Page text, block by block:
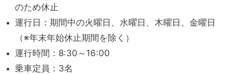
のため休止
運行日：期間中の火曜日、水曜日、木曜日、金曜日
（※年末年始休止期間を除く）
運行時間：8:30～16:00
乗車定員：3名